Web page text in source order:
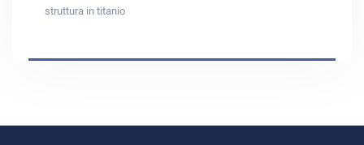
struttura in titanio